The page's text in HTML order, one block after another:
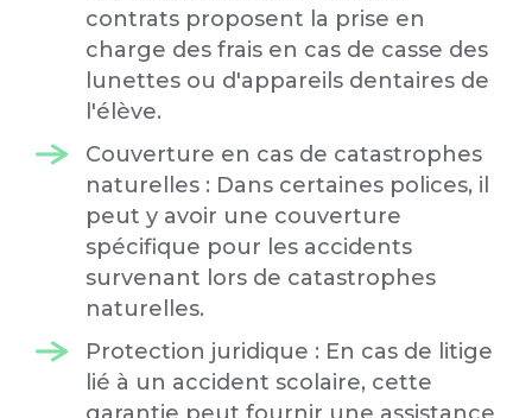
contrats proposent la prise en
charge des frais en cas de casse des
lunettes ou d'appareils dentaires de
l'élève.
Couverture en cas de catastrophes
naturelles : Dans certaines polices, il
peut y avoir une couverture
spécifique pour les accidents
survenant lors de catastrophes
naturelles.
Protection juridique : En cas de litige
lié à un accident scolaire, cette